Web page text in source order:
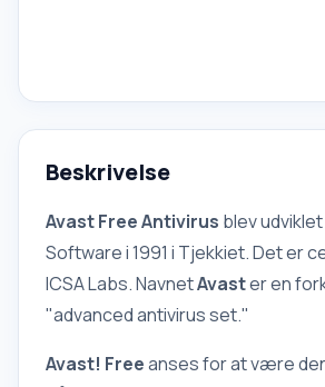
Beskrivelse
Avast Free Antivirus blev udviklet
Software i 1991 i Tjekkiet. Det er
ICSA Labs. NavnetAvaster en
"advanced antivirus set."
Avast! Freeanses for at være